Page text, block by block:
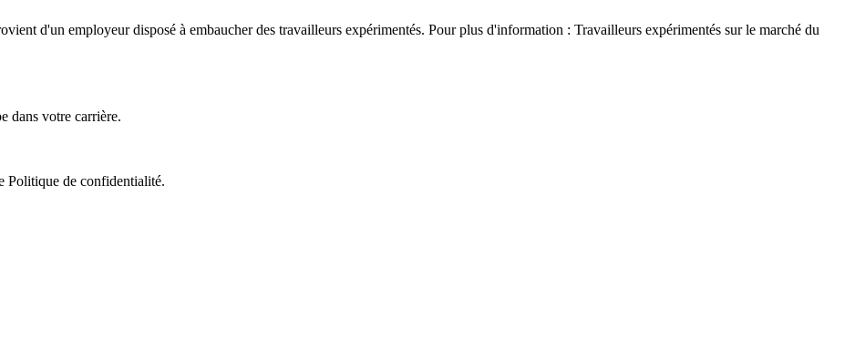
d'un employeur disposé à embaucher des travailleurs expérimentés. Pour plus d'information : Travailleurs expérimentés sur le marché du
dans votre carrière.
Politique de confidentialité.